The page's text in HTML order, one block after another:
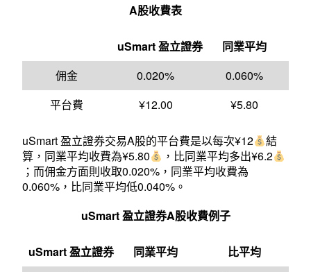
A股收費表
uSmart 盈立證券
同業平均
佣金
0.020%
0.060%
平台費
¥12.00 ¥5.80
uSmart 盈立證券交易A股的平台費是以每次¥12
結
算，同業平均收費為¥5.80
，比同業平均多出¥6.2
；而佣金方面則收取0.020%，同業平均收費為
0.060%，比同業平均低0.040%。
uSmart盈立證券A股收費例子
uSmart 盈立證券 同業平均
比平均